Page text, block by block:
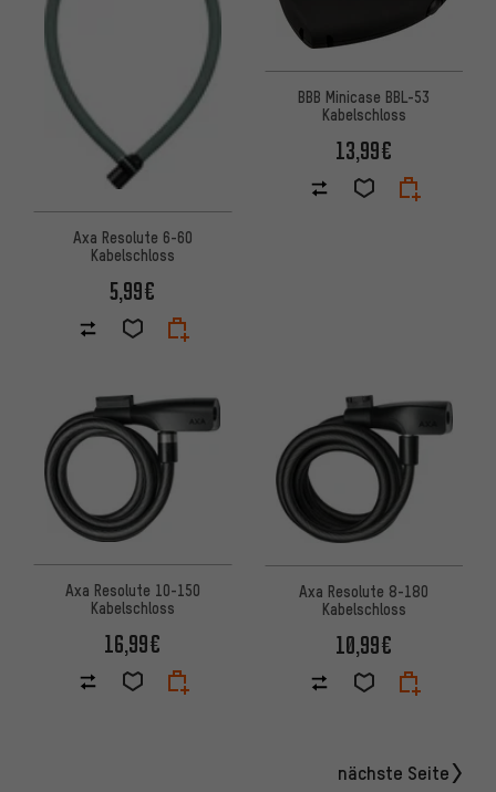
Axa Resolute 6-60
Kabelschloss
5,99€
BBB Minicase BBL-53
Kabelschloss
13,99€
Axa Resolute 10-150
Kabelschloss
16,99€
Axa Resolute 8-180
Kabelschloss
10,99€
nächste Seite